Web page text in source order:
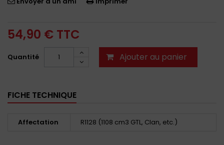
54,90 € TTC
Quantité Ajouter au panier
FICHE TECHNIQUE
Affectation R1128 (1108 cm3 GTL, Clan, etc.)